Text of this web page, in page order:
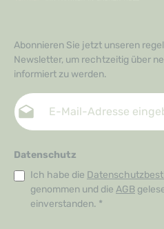
Abonnieren Sie jetzt unseren
Newsletter, um rechtzeitig über
informiert zu werden.
E-Mail-Adresse*
Datenschutz
Ich habe die
genommen und die AGB
einverstanden. *